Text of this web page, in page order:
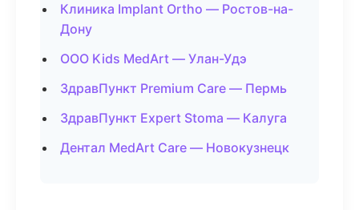
Клиника Implant Ortho — Ростов-на-
Дону
ООО Kids MedArt — Улан-Удэ
ЗдравПункт Premium Care — Пермь
ЗдравПункт Expert Stoma — Калуга
Дентал MedArt Care — Новокузнецк